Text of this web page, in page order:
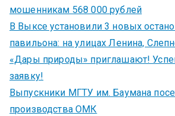
мошенникам 568 000 рублей
В Выксе установили 3 новых
павильона: на улицах Ленина,
«Дары природы» приглашают!
заявку!
Выпускники МГТУ им. Баумана
производства ОМК